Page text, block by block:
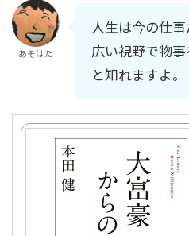
あそはた
人生は今の仕
広い視野で物
と知れますよ。